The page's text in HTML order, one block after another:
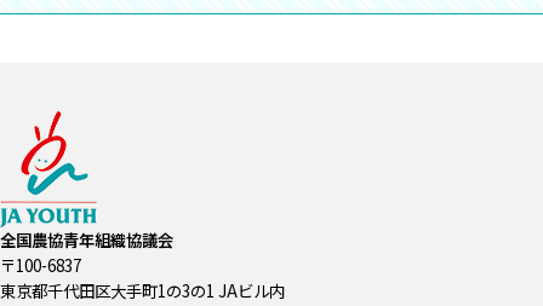
全国農協青年組織協議会
〒100-6837
東京都千代田区大手町1の3の1 JAビル内